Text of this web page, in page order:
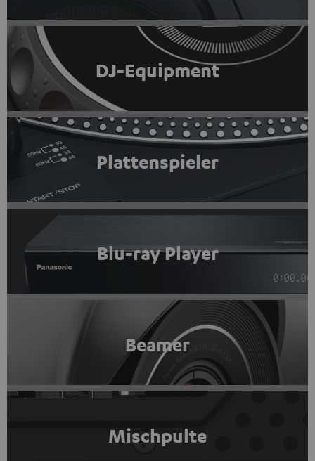
DJ-Equipment
Plattenspieler
Blu-ray Player
Beamer
Mischpulte